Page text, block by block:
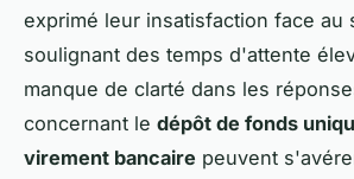
exprimé leur insatisfaction face au
soulignant des temps d'attente
manque de clarté dans les
concernant le dépôt de fonds
virement bancaire peuvent